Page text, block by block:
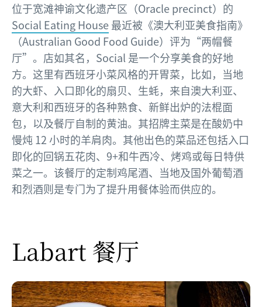
位于宽滩神谕文化遗产区（Oracle precinct）的
Social Eating House最近被《澳大利亚美食指南》
（Australian Good Food Guide）评为“两帽餐
厅”。店如其名，Social 是一个分享美食的好地
方。这里有西班牙小菜风格的开胃菜，比如，当地
的大虾、入口即化的扇贝、生蚝，来自澳大利亚、
意大利和西班牙的各种熟食、新鲜出炉的法棍面
包，以及餐厅自制的黄油。其招牌主菜是在酸奶中
慢炖 12 小时的羊肩肉。其他出色的菜品还包括入口
即化的回锅五花肉、9+和牛西冷、烤鸡或每日特供
菜之一。该餐厅的定制鸡尾酒、当地及国外葡萄酒
和烈酒则是专门为了提升用餐体验而供应的。
Labart 餐厅